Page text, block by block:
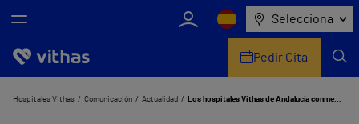
Selecciona
Nosotros
Pedir Cita
Hospitales Vithas Comunicación Actualidad Los hospitales Vithas de Andalucía conmemoran el Día Mundial de la Salud ofreciendo información y realizando pruebas diagnósticas gratuitas